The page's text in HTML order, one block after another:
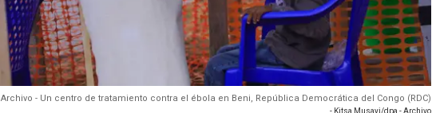
Archivo - Un centro de tratamiento contra el ébola en Beni, República Democrática del Congo (RDC)